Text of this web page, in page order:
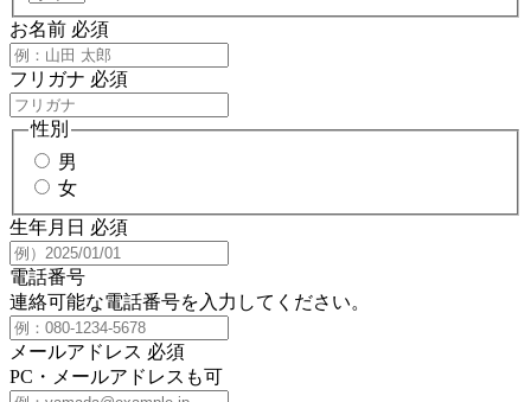
お名前 必須
フリガナ 必須
性別
男
女
生年月日 必須
電話番号
連絡可能な電話番号を入力してください。
メールアドレス 必須
PC・メールアドレスも可